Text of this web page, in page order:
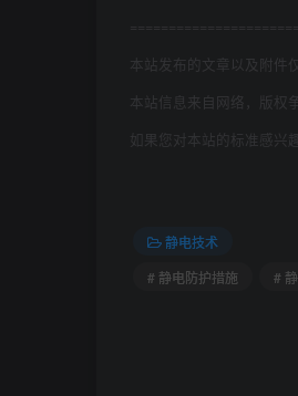
本站发布的文章以及附件
本站信息来自网络，版权
如果您对本站的标准感兴
静电技术
# 静电防护措施
#